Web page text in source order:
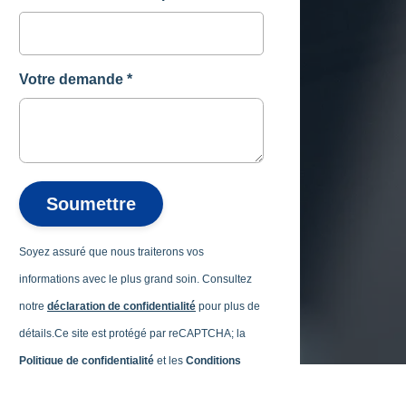
Votre demande *
Soumettre
Soyez assuré que nous traiterons vos
informations avec le plus grand soin. Consultez
notre déclaration de confidentialité pour plus de
détails.Ce site est protégé par reCAPTCHA; la
Politique de confidentialité et les Conditions